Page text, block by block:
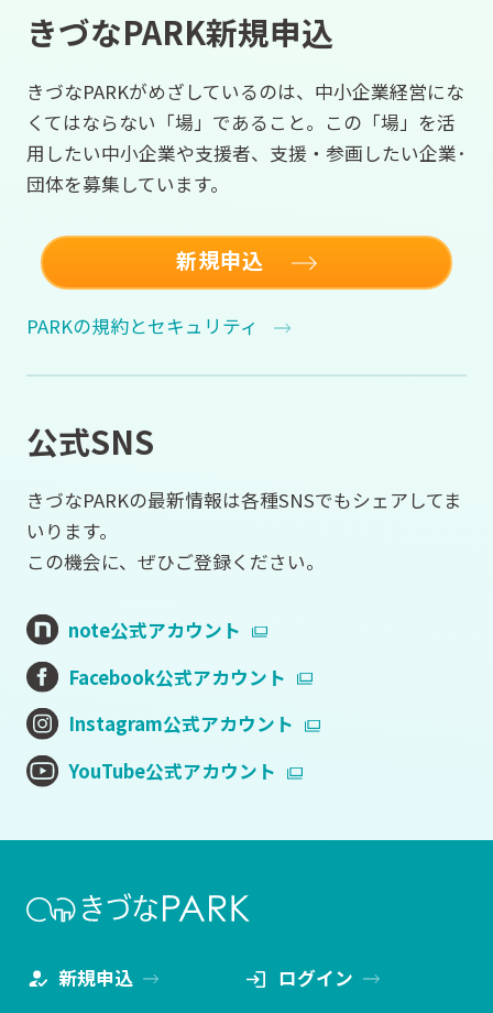
きづなPARK新規申込
きづなPARKがめざしているのは、中小企業経営にな
くてはならない「場」であること。この「場」を活
用したい中小企業や支援者、支援・参画したい企業･
団体を募集しています。
新規申込
PARKの規約とセキュリティ
公式SNS
きづなPARKの最新情報は各種SNSでもシェアしてま
いります。
この機会に、ぜひご登録ください。
note公式アカウント
Facebook公式アカウント
Instagram公式アカウント
YouTube公式アカウント
新規申込 ログイン